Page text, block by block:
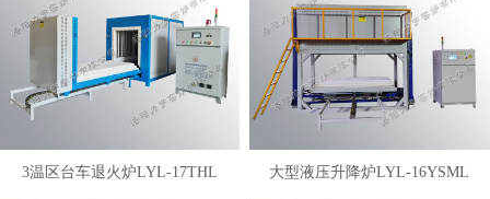
3温区台车退火炉LYL-17THL 大型液压升降炉LYL-16YSML